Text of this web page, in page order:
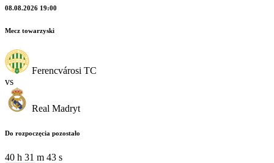
08.08.2026 19:00
Mecz towarzyski
Ferencvárosi TC
vs
Real Madryt
Do rozpoczęcia pozostało
40 h 31 m 43 s